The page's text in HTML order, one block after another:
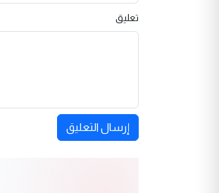
تعليق
إرسال التعليق